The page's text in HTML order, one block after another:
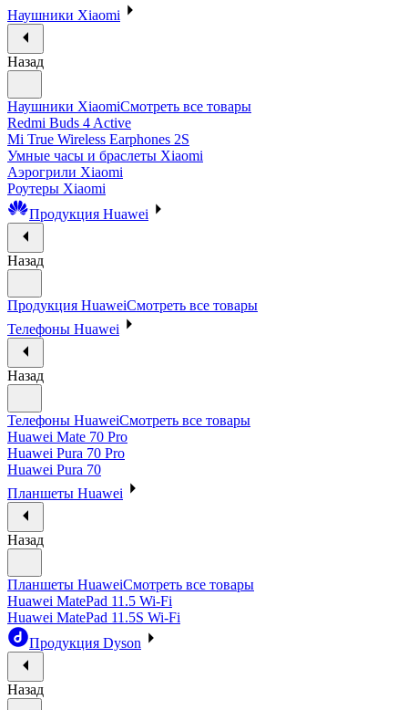
Наушники Xiaomi
Назад
Наушники XiaomiСмотреть все товары
Redmi Buds 4 Active
Mi True Wireless Earphones 2S
Умные часы и браслеты Xiaomi
Аэрогрили Xiaomi
Роутеры Xiaomi
Продукция Huawei
Назад
Продукция HuaweiСмотреть все товары
Телефоны Huawei
Назад
Телефоны HuaweiСмотреть все товары
Huawei Mate 70 Pro
Huawei Pura 70 Pro
Huawei Pura 70
Планшеты Huawei
Назад
Планшеты HuaweiСмотреть все товары
Huawei MatePad 11.5 Wi-Fi
Huawei MatePad 11.5S Wi-Fi
Продукция Dyson
Назад